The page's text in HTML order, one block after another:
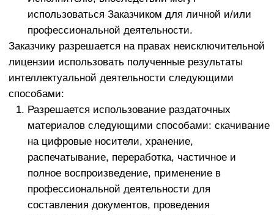
Оформленная Заказчиком заявка, которая
заполняется на сайте Исполнителя, является
неотъемлемой частью настоящего Договора.
Своим акцептом Заказчик подтверждает, что все
принимает их безусловно и в полном объеме.
Заказчик дает согласие на получение
информационных рассылок и рекламных
поручению Исполнителя, на адрес электронной
почты и/или контактный телефон (в мессенджер),
Согласие на получение информационных рассылок и
рекламных материалов может быть отозвано
Исполнителю соответствующего уведомления на
электронный адрес Исполнителя.
Заказчик дает свое согласие на использование его